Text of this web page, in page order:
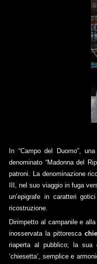
In “Campo del Duomo”,
denominato “Madonna del
patroni. La denominazione
III, nel suo viaggio in fuga
un’epigrafe in caratteri
ricostruzione.
Dirimpetto al campanile e
inosservata la pittoresca
riaperta al pubblico; la sua
‘chiesetta’, semplice e